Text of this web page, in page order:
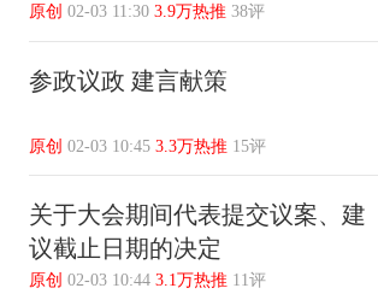
原创 02-03 11:30 3.9万热推 38评
参政议政 建言献策
原创 02-03 10:45 3.3万热推 15评
关于大会期间代表提交议案、建
议截止日期的决定
原创 02-03 10:44 3.1万热推 11评